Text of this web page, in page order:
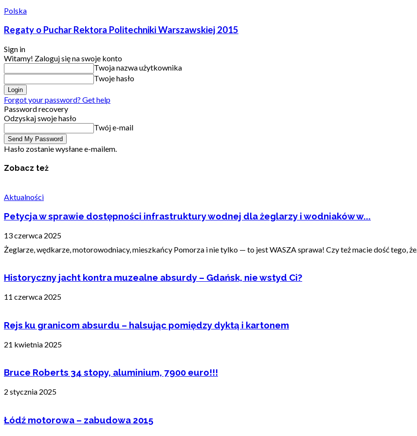
Polska
Regaty o Puchar Rektora Politechniki Warszawskiej 2015
Sign in
Witamy! Zaloguj się na swoje konto
Twoja nazwa użytkownika
Twoje hasło
Forgot your password? Get help
Password recovery
Odzyskaj swoje hasło
Twój e-mail
Hasło zostanie wysłane e-mailem.
Zobacz też
Aktualności
Petycja w sprawie dostępności infrastruktury wodnej dla żeglarzy i wodniaków w...
13 czerwca 2025
Żeglarze, wędkarze, motorowodniacy, mieszkańcy Pomorza i nie tylko — to jest WASZA sprawa! Czy też macie dość tego, że...
Historyczny jacht kontra muzealne absurdy – Gdańsk, nie wstyd Ci?
11 czerwca 2025
Rejs ku granicom absurdu – halsując pomiędzy dyktą i kartonem
21 kwietnia 2025
Bruce Roberts 34 stopy, aluminium, 7900 euro!!!
2 stycznia 2025
Łódź motorowa – zabudowa 2015